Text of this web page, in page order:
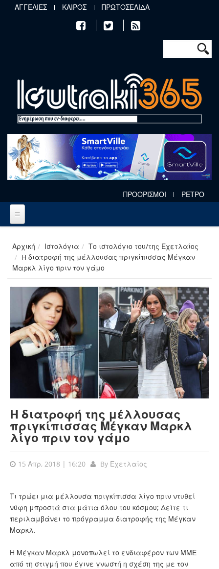
Παράκαμψη προς το κυρίως περιεχόμενο
ΑΓΓΕΛΙΕΣ ΚΑΙΡΟΣ ΠΡΩΤΟΣΕΛΙΔΑ
Φόρμα
Αναζήτηση
ΠΡΟΟΡΙΣΜΟΙ ΡΕΤΡΟ
Αρχική Ιστολόγια
Το ιστολόγιο του/της Εχετλαίος
H διατροφή της μέλλουσας πριγκίπισσας Μέγκαν
Μαρκλ λίγο πριν τον γάμο
H διατροφή της μέλλουσας
πριγκίπισσας Μέγκαν Μαρκλ
λίγο πριν τον γάμο
15 Απρ, 2018 | 16:20 By Εχετλαίος
Τι τρώει μια μέλλουσα πριγκίπισσα λίγο πριν ντυθεί
νύφη μπροστά στα μάτια όλου του κόσμου; Δείτε τι
περιλαμβάνει το πρόγραμμα διατροφής της Μέγκαν
Μαρκλ.
Η Μέγκαν Μαρκλ μονοπωλεί το ενδιαφέρον των ΜΜΕ
από τη στιγμή που έγινε γνωστή η σχέση της με τον